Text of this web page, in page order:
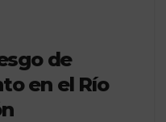
de
en el Río